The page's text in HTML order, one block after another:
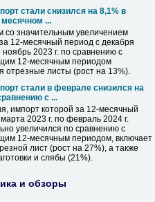
стали снизился на 8,1% в
месячном ...
со значительным увеличением
12-месячный период с декабря
ноябрь 2023 г. по сравнению с
12-месячным периодом
отрезные листы (рост на 13%).
стали в феврале снизился на
с ...
импорт которой за 12-месячный
2023 г. по февраль 2024 г.
увеличился по сравнению с
12-месячным периодом, включает
лист (рост на 27%), а также
и слябы (21%).
и обзоры